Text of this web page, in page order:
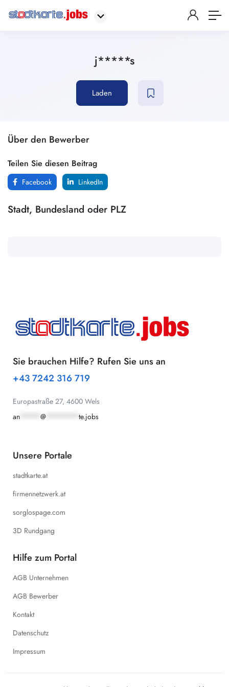
j*****s
Laden
Über den Bewerber
Teilen Sie diesen Beitrag
Facebook LinkedIn
Stadt, Bundesland oder PLZ
Sie brauchen Hilfe? Rufen Sie uns an
+43 7242 316 719
Europastraße 27, 4600 Wels
an
@ te.jobs
Unsere Portale
stadtkarte.at
firmennetzwerk.at
sorglospage.com
3D Rundgang
Hilfe zum Portal
AGB Unternehmen
AGB Bewerber
Kontakt
Datenschutz
Impressum